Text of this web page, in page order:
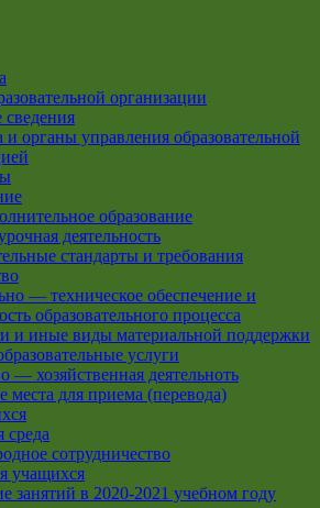
организации
и органы управления образовательной
образование
деятельность
стандарты и требования
— техническое обеспечение и
образовательного процесса
и иные виды материальной поддержки
услуги
— хозяйственная деятельноть
места для приема (перевода)
среда
сотрудничество
учащихся
занятий в 2020-2021 учебном году